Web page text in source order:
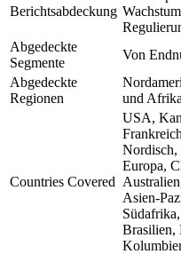
Berichtsabdeckung
Abgedeckte
Segmente
Von
Abgedeckte
Regionen
und
Countries Covered
USA,
Nordisch,
Europa,
Asien-
Brasilien,